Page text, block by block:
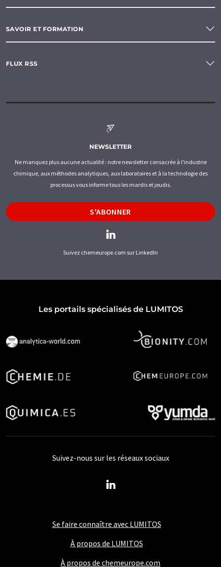
SAVOIR ET FORMATION
FLUX RSS
NEWSLETTER
Ne manquez plus aucune actualité : notre newsletter consacrée à l'industrie
chimique, aux méthodes analytiques, aux laboratoires et à la technologie des
processus vous informe tous les mardis et jeudis.
S'ABONNER
Suivez chemeurope.com sur LinkedIn
Les portails spécialisés de LUMITOS
Se faire connaître avec LUMITOS
À propos de LUMITOS
À propos de chemeurope.com
Suivez-nous sur les réseaux sociaux